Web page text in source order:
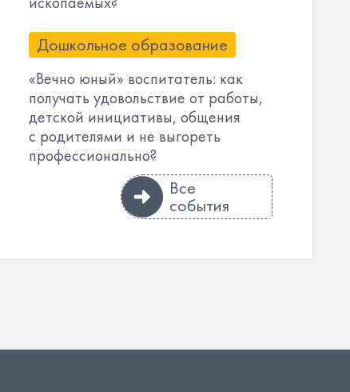
Дошкольное образование
«Вечно юный» воспитатель: как
получать удовольствие от работы,
детской инициативы, общения
с родителями и не выгореть
профессионально?
Все
события